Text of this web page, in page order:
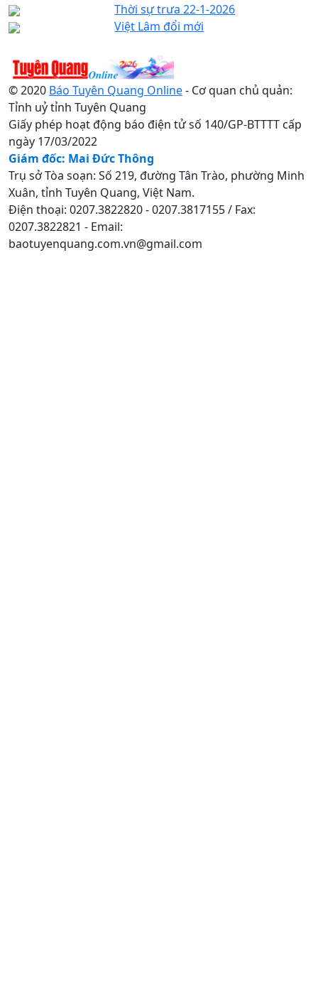
Thời sự trưa 22-1-2026
Việt Lâm đổi mới
© 2020 Báo Tuyên Quang Online- Cơ quan chủ quản:
Tỉnh uỷ tỉnh Tuyên Quang
Giấy phép hoạt động báo điện tử số 140/GP-BTTTT cấp
ngày 17/03/2022
Giám đốc: Mai Đức Thông
Trụ sở Tòa soạn: Số 219, đường Tân Trào, phường Minh
Xuân, tỉnh Tuyên Quang, Việt Nam.
Điện thoại: 0207.3822820 - 0207.3817155 / Fax:
0207.3822821 - Email:
baotuyenquang.com.vn@gmail.com